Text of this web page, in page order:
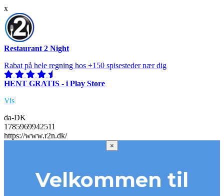
x
Restaurant 2 Night
Rabat på hele regning hos +150 spisesteder nær dig
HENT GRATIS - i Play Store
Vis
da-DK
1785969942511
https://www.r2n.dk/
×
Velkommen til